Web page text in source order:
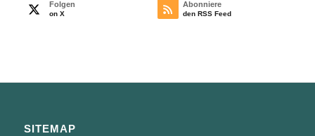
Folgen
on X
Abonniere
den RSS Feed
SITEMAP